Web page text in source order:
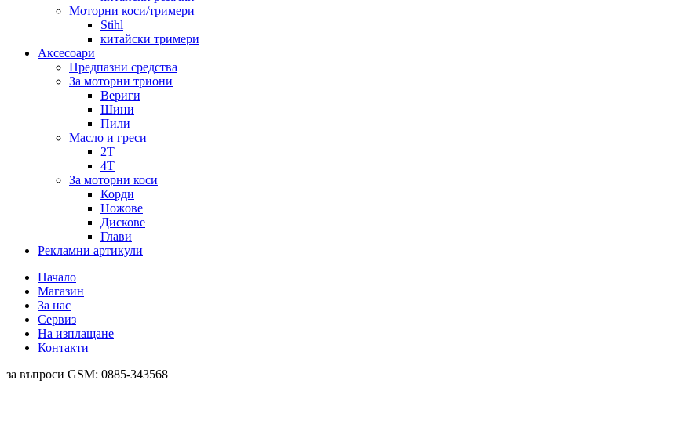
Моторни коси/тримери
Stihl
китайски тримери
Аксесоари
Предпазни средства
За моторни триони
Вериги
Шини
Пили
Масло и греси
2Т
4Т
За моторни коси
Корди
Ножове
Дискове
Глави
Рекламни артикули
Начало
Магазин
За нас
Сервиз
На изплащане
Контакти
за въпроси GSM: 0885-343568